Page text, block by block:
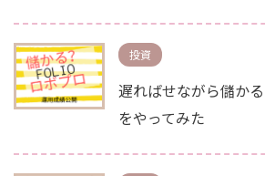
投資
遅ればせながら儲か
をやってみた